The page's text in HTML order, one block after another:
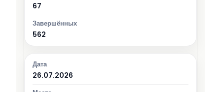
67
562
26.07.2026